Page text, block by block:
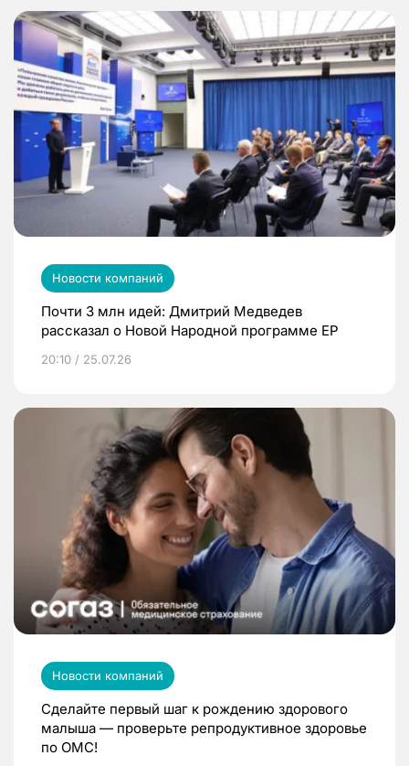
Новости компаний
Почти 3 млн идей: Дмитрий Медведев
рассказал о Новой Народной программе ЕР
20:10 / 25.07.26
Новости компаний
Сделайте первый шаг к рождению здорового
малыша — проверьте репродуктивное здоровье
по ОМС!